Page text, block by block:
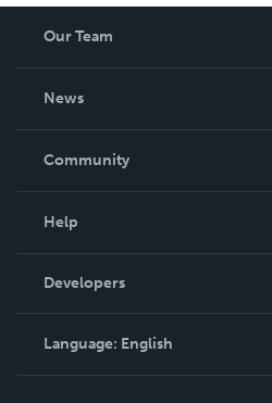
Our Team
News
In The News
Community
Podcast
Help
Order Lookup
Knowledge Base
Contact Support
Developers
Language: English